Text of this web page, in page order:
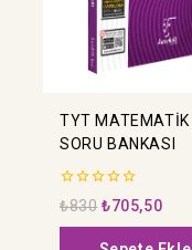
TYT MATEMATİK
SORU BANKASI
0
5
üzerinden
₺830 ₺705,50